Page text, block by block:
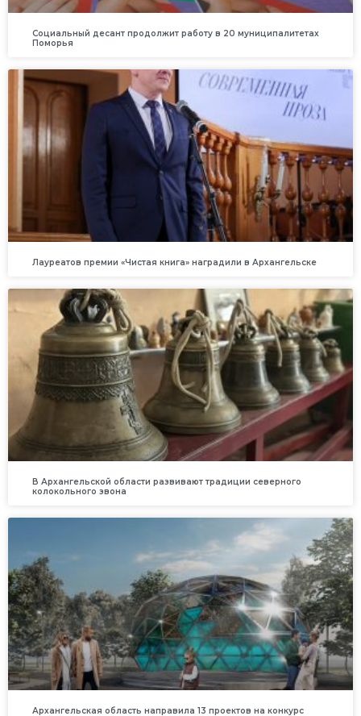
Социальный десант продолжит работу в 20 муниципалитетах
Поморья
Лауреатов премии «Чистая книга» наградили в Архангельске
В Архангельской области развивают традиции северного
колокольного звона
Архангельская область направила 13 проектов на конкурс